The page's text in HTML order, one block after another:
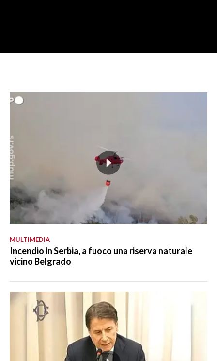
MULTIMEDIA
Incendio in Serbia, a fuoco una riserva naturale
vicino Belgrado